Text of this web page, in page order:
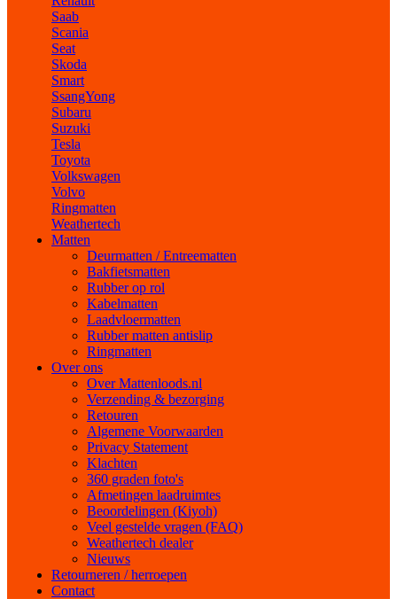
Saab
Scania
Seat
Skoda
Smart
SsangYong
Subaru
Suzuki
Tesla
Toyota
Volkswagen
Volvo
Ringmatten
Weathertech
Matten
Deurmatten / Entreematten
Bakfietsmatten
Rubber op rol
Kabelmatten
Laadvloermatten
Rubber matten antislip
Ringmatten
Over ons
Over Mattenloods.nl
Verzending & bezorging
Retouren
Algemene Voorwaarden
Privacy Statement
Klachten
360 graden foto's
Afmetingen laadruimtes
Beoordelingen (Kiyoh)
Veel gestelde vragen (FAQ)
Weathertech dealer
Nieuws
Retourneren / herroepen
Contact